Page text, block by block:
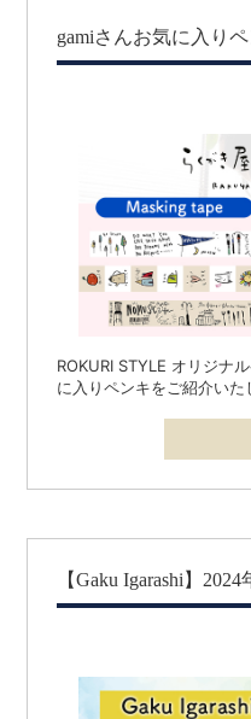
gamiさんお気に入り
ROKURI STYLE オリジナ
に入りペンキをご紹介いた
【Gaku Igarashi】